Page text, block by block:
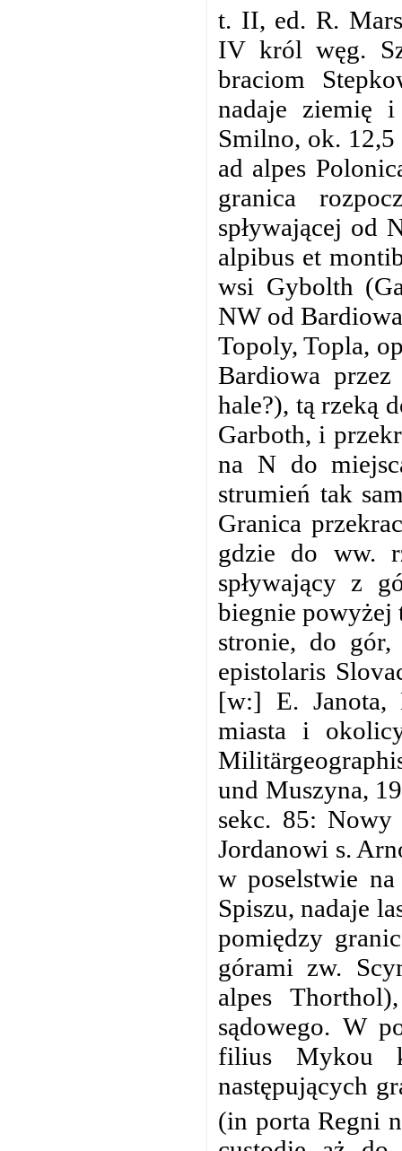
t. II, ed. R.
IV król węg.
braciom
nadaje ziemię i
Smilno, ok.
ad alpes
granica
spływającej od
alpibus et
wsi Gybolth
NW od
Topoly, Topla,
Bardiowa
hale?), tą rzeką
Garboth, i
na N do
strumień tak
Granica
gdzie do ww.
spływający z
biegnie powyżej
stronie, do
epistolaris
[w:] E. Janota,
miasta i
und Muszyna,
sekc. 85:
Jordanowi s.
w poselstwie
Spiszu,nadaje
pomiędzy
górami zw.
alpes
sądowego. W
filius Mykou
następujących
(in porta Regni